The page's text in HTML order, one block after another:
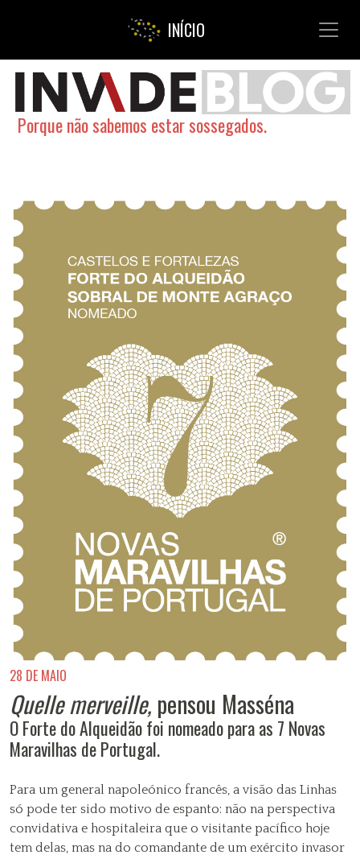
INÍCIO
Porque não sabemos estar sossegados.
28 DE MAIO
Quelle merveille, pensou Masséna
O Forte do Alqueidão foi nomeado para as 7 Novas
Maravilhas de Portugal.
Para um general napoleónico francês, a visão das Linhas
só pode ter sido motivo de espanto: não na perspectiva
convidativa e hospitaleira que o visitante pacífico hoje
tem delas, mas na do comandante de um exército invasor